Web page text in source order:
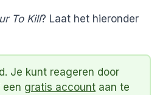
To Kill? Laat het hieronder
Je kunt reageren door
een gratis account aan te